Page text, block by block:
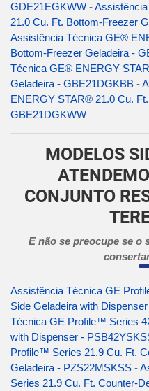
GDE21EGKWW -
21.0 Cu. Ft. Bottom-Freezer
Assistência Técnica GE®
Bottom-Freezer Geladeira -
Técnica GE® ENERGY
Geladeira - GBE21DGKBB -
ENERGY STAR® 21.0 Cu.
GBE21DGKWW
MODELOS
CONJUNTO
E não se preocupe se o
Assistência Técnica GE
Side Geladeira with
Técnica GE Profile™ Series
with Dispenser -
Profile™ Series 21.9 Cu. Ft.
Geladeira - PZS22MSKSS -
Series 21.9 Cu. Ft. Counter-